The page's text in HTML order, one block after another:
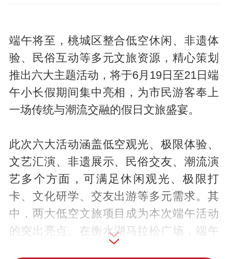
端午将至，桃城区整合低空休闲、非遗体
验、民俗互动等多元文旅资源，精心策划
推出六大主题活动，将于6月19日至21日端
午小长假期间集中亮相，为市民游客奉上
一场传统与潮流交融的假日文旅盛宴。
此次六大活动涵盖低空观光、极限体验、
文艺汇演、非遗展示、民俗交友、潮流演
艺多个方面，可满足休闲观光、极限打
卡、文化研学、交友出游等多元需求。其
中，两大低空文旅项目成为本次端午活动
的突出亮点。在衡水湖马拉松广场，端午
热气球体验活动将于假期三天持续开展，